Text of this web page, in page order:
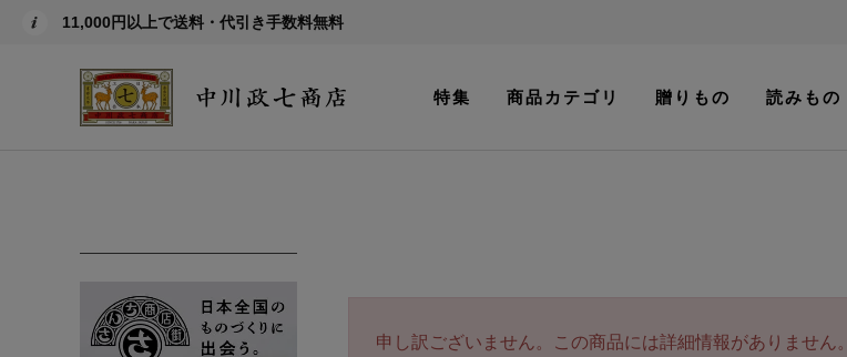
11,000円以上で送料・代引き手数料無料
特集 商品カテゴリ 贈りもの 読みもの
申し訳ございません。この商品には詳細情報がありません。